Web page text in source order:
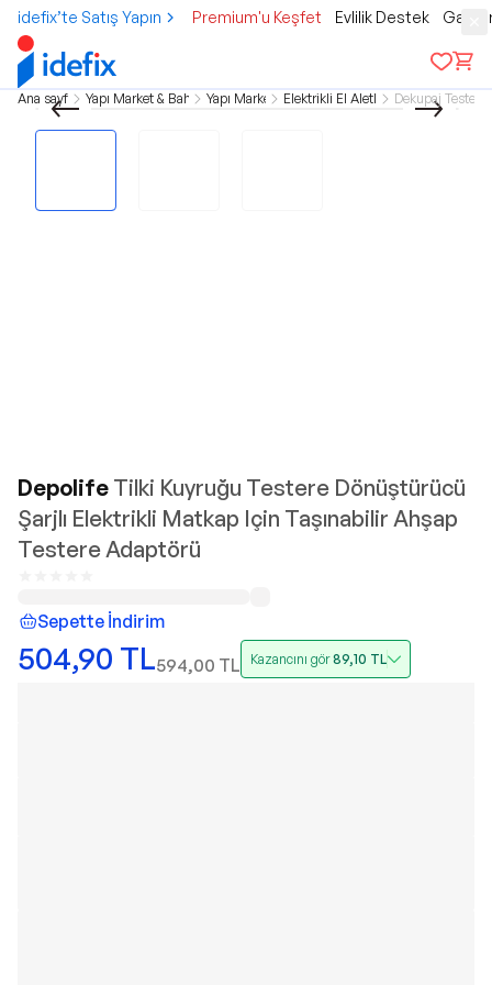
idefix’te Satış Yapın Premium'u Keşfet Evlilik Destek
Ana sayfa Yapı Market & Bahçe Yapı Market Elektrikli El Aletleri Dekupaj Testere
Depolife Tilki Kuyruğu Testere Dönüştürücü
Şarjlı Elektrikli Matkap Için Taşınabilir Ahşap
Testere Adaptörü
Sepette İndirim
504,90 TL594,00 TL Kazancını gör89,10 TL